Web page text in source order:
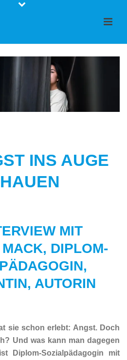
INS AUGE
MIT
DIPLOM-
AUTORIN
sie schon erlebt: Angst. Doch
Und was kann man dagegen
Diplom-Sozialpädagogin mit